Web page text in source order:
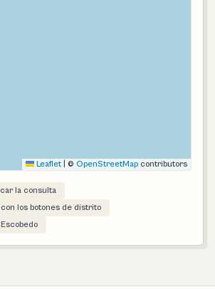
Leaflet © OpenStreetMap contributors
la consulta
los botones de distrito